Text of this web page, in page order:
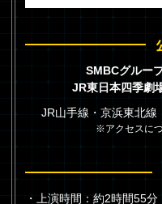
SMBCグルー
JR東日本四季劇
JR山手線・京浜東北線
※アクセスに
上演時間：約2時間55